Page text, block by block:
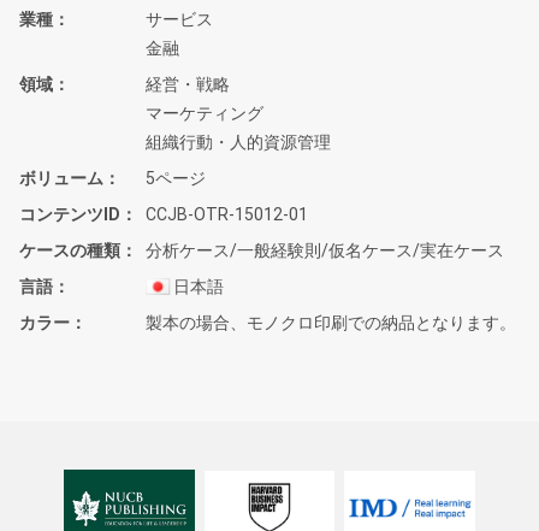
業種
サービス
金融
領域
経営・戦略
マーケティング
組織行動・人的資源管理
ボリューム
5ページ
コンテンツID
CCJB-OTR-15012-01
ケースの種類
分析ケース/一般経験則/仮名ケース/実在ケース
言語
日本語
カラー
製本の場合、モノクロ印刷での納品となります。